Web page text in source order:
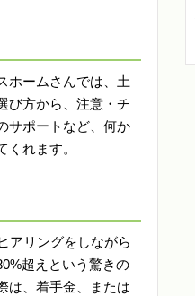
ホームさんでは、土
び方から、注意・チ
サポートなど、何か
れます。
アリングをしながら
超えという驚きの
は、着手金、または